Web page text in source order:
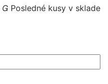
 Posledné kusy v sklade